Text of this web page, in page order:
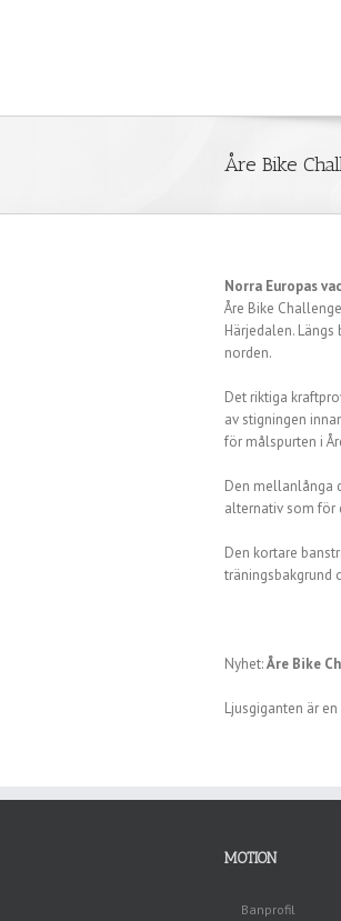
Åre Bike
Norra Europas
Åre Bike
Härjedalen.
norden.
Det riktiga
av stigningen
för målspurten i
Den mellanlånga
alternativ som för
Den kortare
träningsbakgrund
Nyhet:Åre Bike
Ljusgiganten är
MOTION
Banprofil